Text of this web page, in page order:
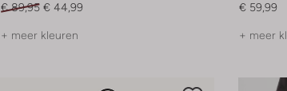
€ 89,95 € 44,99
+ meer kleuren
€ 59,99
+ meer